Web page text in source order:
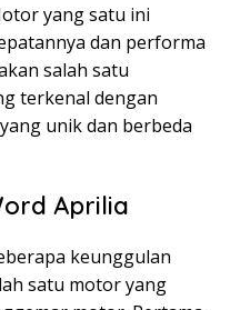
yang satu ini
dan performa
salah satu
terkenal dengan
unik dan berbeda
Aprilia
keunggulan
satu motor yang